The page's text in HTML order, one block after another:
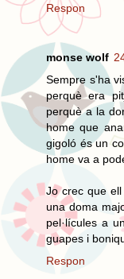
Respon
monse wolf
Sempre s'ha
perquè era
perquè a la
home que
gigoló és un
home va a
Jo crec que
una doma
pel·lícules a
guapes i
Respon